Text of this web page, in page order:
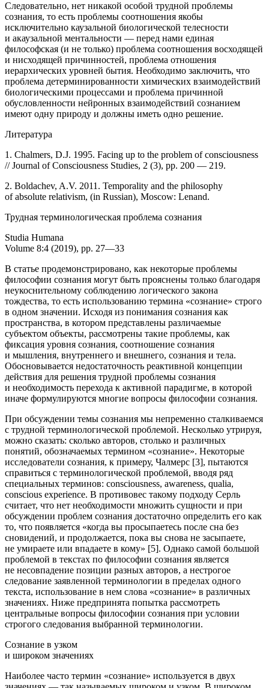
Следовательно, нет никакой особой трудной проблемы
сознания, то есть проблемы соотношения якобы
исключительно каузальной биологической телесности
и акаузальной ментальности — перед нами единая
философская (и не только) проблема соотношения восходящей
и нисходящей причинностей, проблема отношения
иерархических уровней бытия. Необходимо заключить, что
проблема детерминированности химических взаимодействий
биологическими процессами и проблема причинной
обусловленности нейронных взаимодействий сознанием
имеют одну природу и должны иметь одно решение.
Литература
1. Chalmers, D.J. 1995. Facing up to the problem of consciousness
// Journal of Consciousness Studies, 2 (3), pp. 200 — 219.
2. Boldachev, A.V. 2011. Temporality and the philosophy
of absolute relativism, (in Russian), Moscow: Lenand.
Трудная терминологическая проблема сознания
Studia Humana
Volume 8:4 (2019), pp. 27—33
В статье продемонстрировано, как некоторые проблемы
философии сознания могут быть прояснены только благодаря
неукоснительному соблюдению логического закона
тождества, то есть использованию термина «сознание» строго
в одном значении. Исходя из понимания сознания как
пространства, в котором представлены различаемые
субъектом объекты, рассмотрены такие проблемы, как
фиксация уровня сознания, соотношение сознания
и мышления, внутреннего и внешнего, сознания и тела.
Обосновывается недостаточность реактивной концепции
действия для решения трудной проблемы сознания
и необходимость перехода к активной парадигме, в которой
иначе формулируются многие вопросы философии сознания.
При обсуждении темы сознания мы непременно сталкиваемся
с трудной терминологической проблемой. Несколько утрируя,
можно сказать: сколько авторов, столько и различных
понятий, обозначаемых термином «сознание». Некоторые
исследователи сознания, к примеру, Чалмерс [3], пытаются
справиться с терминологической проблемой, вводя ряд
специальных терминов: consciousness, awareness, qualia,
conscious experience. В противовес такому подходу Серль
считает, что нет необходимости множить сущности и при
обсуждении проблем сознания достаточно определить его как
то, что появляется «когда вы просыпаетесь после сна без
сновидений, и продолжается, пока вы снова не засыпаете,
не умираете или впадаете в кому» [5]. Однако самой большой
проблемой в текстах по философии сознания является
не несовпадение позиции разных авторов, а нестрогое
следование заявленной терминологии в пределах одного
текста, использование в нем слова «сознание» в различных
значениях. Ниже предпринята попытка рассмотреть
центральные вопросы философии сознания при условии
строгого следования выбранной терминологии.
Сознание в узком
и широком значениях
Наиболее часто термин «сознание» используется в двух